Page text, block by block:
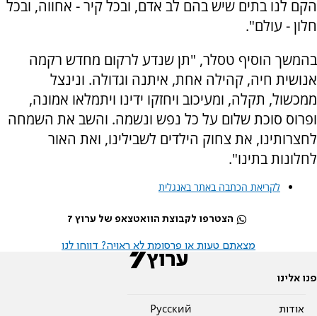
הקם לנו בתים שיש בהם לב אדם, ובכל קיר - אחווה, ובכל
חלון - עולם".
בהמשך הוסיף טסלר, "תן שנדע לרקום מחדש רקמה
אנושית חיה, קהילה אחת, איתנה וגדולה. ונינצל
ממכשול, תקלה, ומעיכוב ויחזקו ידינו ויתמלאו אמונה,
ופרוס סוכת שלום על כל נפש ונשמה. והשב את השמחה
לחצרותינו, את צחוק הילדים לשבילינו, ואת האור
לחלונות בתינו".
לקריאת הכתבה באתר באנגלית
הצטרפו לקבוצת הוואטצאפ של ערוץ 7
מצאתם טעות או פרסומת לא ראויה? דווחו לנו
פנו אלינו
אודות
Pусский